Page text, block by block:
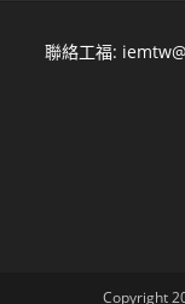
聯絡工福:
Copyright